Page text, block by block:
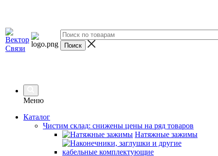
Меню
Каталог
Чистим склад: снижены цены на ряд товаров
Натяжные зажимы